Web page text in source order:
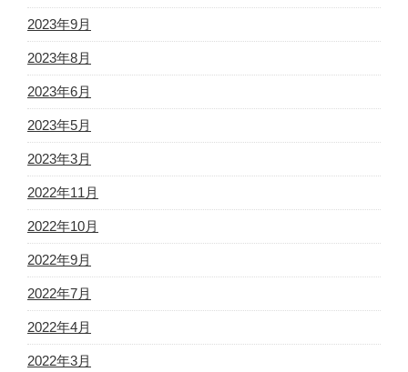
2023年9月
2023年8月
2023年6月
2023年5月
2023年3月
2022年11月
2022年10月
2022年9月
2022年7月
2022年4月
2022年3月